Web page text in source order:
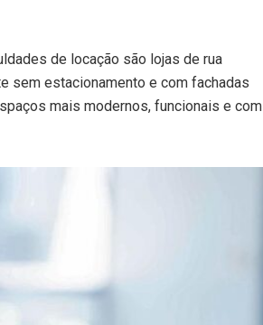
de locação são lojas de rua
sem estacionamento e com fachadas
mais modernos, funcionais e com